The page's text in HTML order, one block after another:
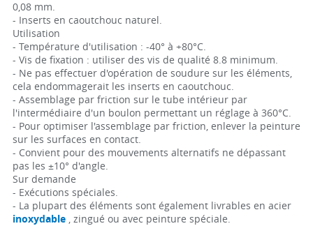
0,08 mm.
- Inserts en caoutchouc naturel.
Utilisation
- Température d'utilisation : -40° à +80°C.
- Vis de fixation : utiliser des vis de qualité 8.8 minimum.
- Ne pas effectuer d'opération de soudure sur les éléments,
cela endommagerait les inserts en caoutchouc.
- Assemblage par friction sur le tube intérieur par
l'intermédiaire d'un boulon permettant un réglage à 360°C.
- Pour optimiser l'assemblage par friction, enlever la peinture
sur les surfaces en contact.
- Convient pour des mouvements alternatifs ne dépassant
pas les ±10° d'angle.
Sur demande
- Exécutions spéciales.
- La plupart des éléments sont également livrables en acier
inoxydable, zingué ou avec peinture spéciale.